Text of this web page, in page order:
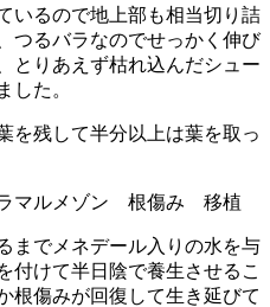
いるので地上部も相当切り詰
つるバラなのでせっかく伸び
とりあえず枯れ込んだシュー
した。
を残して半分以上は葉を取っ
までメネデール入りの水を与
付けて半日陰で養生させるこ
根傷みが回復して生き延びて